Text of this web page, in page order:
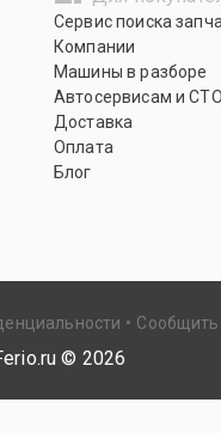
Сервис поиска
Компании
Машины в разборе
Автосервисам и СТО
Доставка
Оплата
Блог
© 2026